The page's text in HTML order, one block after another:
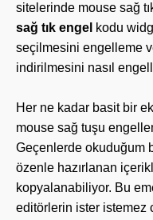
sitelerinde mouse sağ
sağ tık engel kodu
seçilmesini engelleme
indirilmesini nasıl
Her ne kadar basit bir
mouse sağ tuşu
Geçenlerde okuduğum
özenle hazırlanan
kopyalanabiliyor. Bu
editörlerin ister istemez